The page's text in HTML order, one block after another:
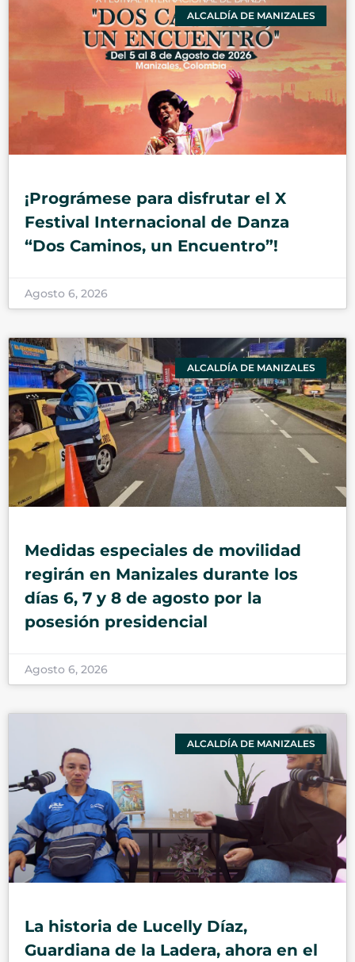
ALCALDÍA DE MANIZALES
¡Prográmese para disfrutar el X
Festival Internacional de Danza
“Dos Caminos, un Encuentro”!
Agosto 6, 2026
ALCALDÍA DE MANIZALES
Medidas especiales de movilidad
regirán en Manizales durante los
días 6, 7 y 8 de agosto por la
posesión presidencial
Agosto 6, 2026
ALCALDÍA DE MANIZALES
La historia de Lucelly Díaz,
Guardiana de la Ladera, ahora en el